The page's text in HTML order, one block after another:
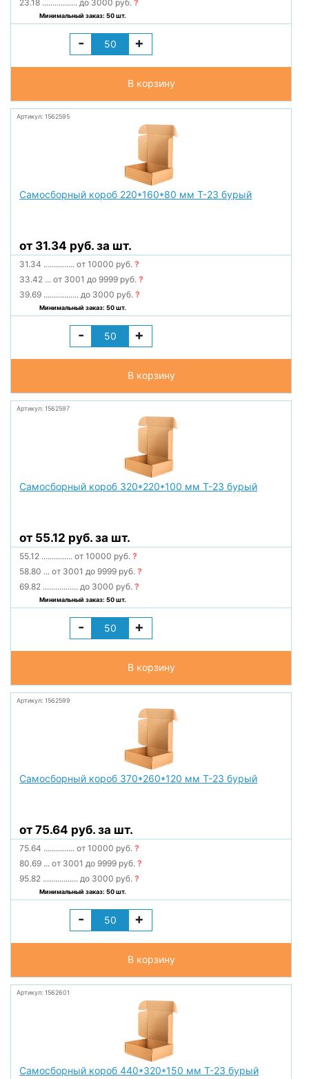
23.18 ................. до 3000 руб.?
Минимальный заказ: 50 шт.
- +
В корзину
Артикул: 1562595
Самосборный короб 220*160*80 мм Т-23 бурый
от 31.34 руб. за шт.
31.34 ............... от 10000 руб.?
33.42 ... от 3001 до 9999 руб.?
39.69 ................. до 3000 руб.?
Минимальный заказ: 50 шт.
- +
В корзину
Артикул: 1562597
Самосборный короб 320*220*100 мм Т-23 бурый
от 55.12 руб. за шт.
55.12 ............... от 10000 руб.?
58.80 ... от 3001 до 9999 руб.?
69.82 ................. до 3000 руб.?
Минимальный заказ: 50 шт.
- +
В корзину
Артикул: 1562599
Самосборный короб 370*260*120 мм Т-23 бурый
от 75.64 руб. за шт.
75.64 ............... от 10000 руб.?
80.69 ... от 3001 до 9999 руб.?
95.82 ................. до 3000 руб.?
Минимальный заказ: 50 шт.
- +
В корзину
Артикул: 1562601
Самосборный короб 440*320*150 мм Т-23 бурый